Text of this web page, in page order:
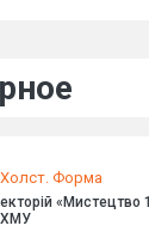
Холст. Форма
«Мистецтво